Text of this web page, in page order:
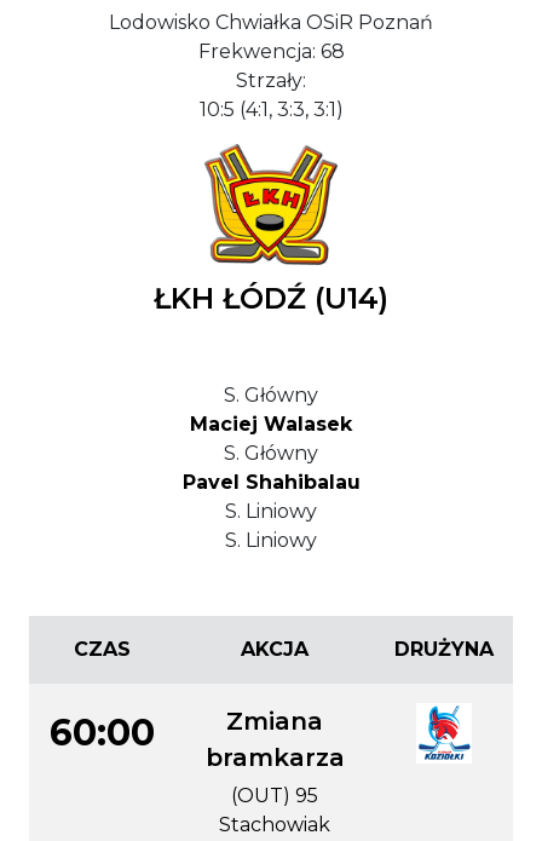
Lodowisko Chwiałka OSiR Poznań
Frekwencja: 68
Strzały:
10:5 (4:1, 3:3, 3:1)
ŁKH ŁÓDŹ (U14)
S. Główny
Maciej Walasek
S. Główny
Pavel Shahibalau
S. Liniowy
S. Liniowy
CZAS AKCJA DRUŻYNA
60:00
Zmiana
bramkarza
(OUT) 95
Stachowiak